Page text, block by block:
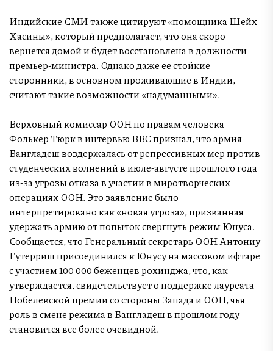
Индийские СМИ также цитируют «помощника Шейх
Хасины», который предполагает, что она скоро
вернется домой и будет восстановлена в должности
премьер-министра. Однако даже ее стойкие
сторонники, в основном проживающие в Индии,
считают такие возможности «надуманными».
Верховный комиссар ООН по правам человека
Фолькер Тюрк в интервью BBC признал, что армия
Бангладеш воздержалась от репрессивных мер против
студенческих волнений в июле-августе прошлого года
из-за угрозы отказа в участии в миротворческих
операциях ООН. Это заявление было
интерпретировано как «новая угроза», призванная
удержать армию от попыток свергнуть режим Юнуса.
Сообщается, что Генеральный секретарь ООН Антониу
Гутерриш присоединился к Юнусу на массовом ифтаре
с участием 100 000 беженцев рохинджа, что, как
утверждается, свидетельствует о поддержке лауреата
Нобелевской премии со стороны Запада и ООН, чья
роль в смене режима в Бангладеш в прошлом году
становится все более очевидной.